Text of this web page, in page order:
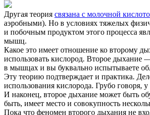
Другая теория связана с молочной
аэробными). Но в условиях тяжелых
и побочным продуктом этого процесса
мышц.
Какое это имеет отношение ко второму
использовать кислород. Второе дыхание
в мышцах и вы буквально испытываете
Эту теорию подтверждает и практика.
использования кислорода. Грубо говоря,
И наконец, второе дыхание может быть
быть, имеет место и совокупность
Пока что феномен второго дыхания не